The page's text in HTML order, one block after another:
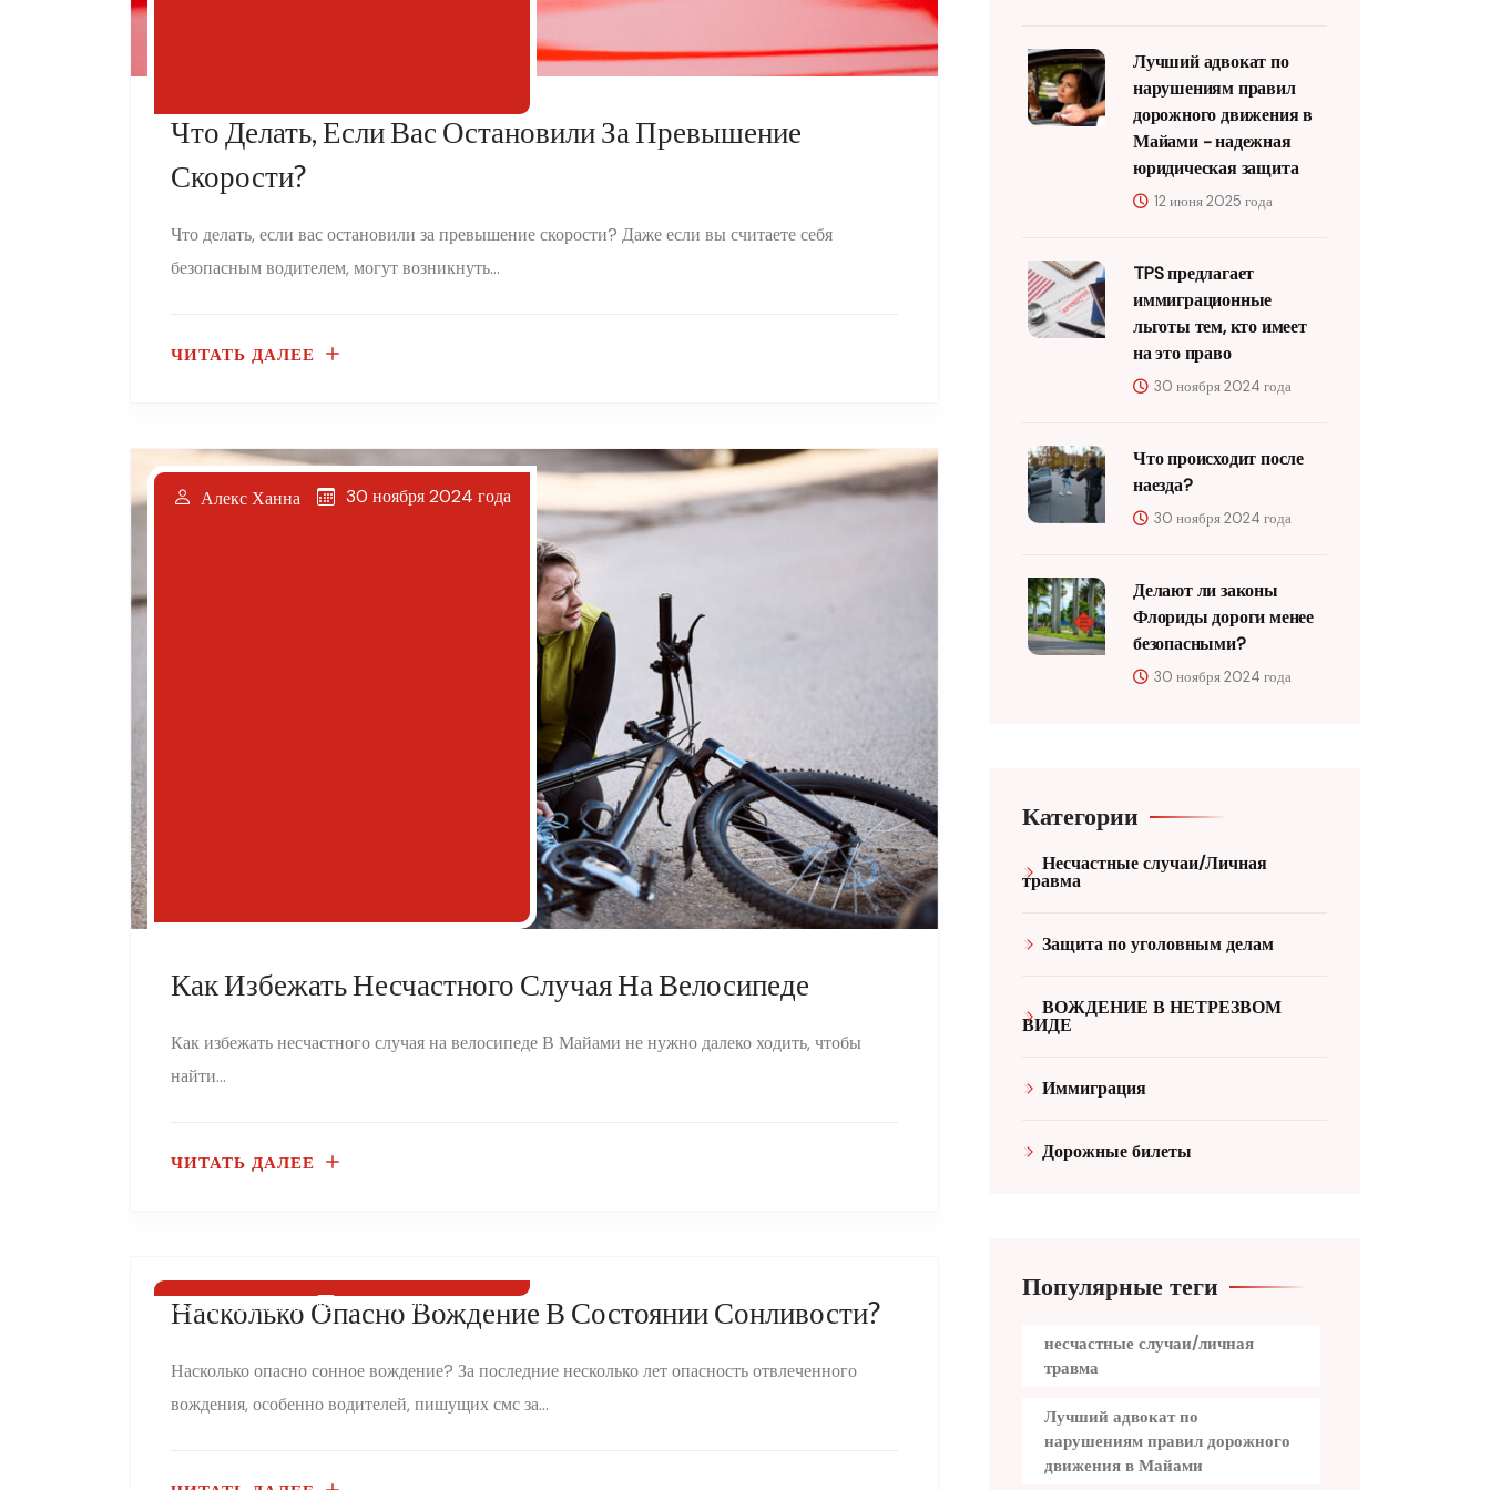
Что Делать, Если Вас Остановили За Превышение
Скорости?
Что делать, если вас остановили за превышение скорости? Даже если вы считаете себя
безопасным водителем, могут возникнуть...
ЧИТАТЬ ДАЛЕЕ
Как Избежать Несчастного Случая На Велосипеде
Алекс Ханна 30 ноября 2024 года
Как избежать несчастного случая на велосипеде В Майами не нужно далеко ходить, чтобы
найти...
ЧИТАТЬ ДАЛЕЕ
Насколько Опасно Вождение В Состоянии Сонливости?
Алекс Ханна 30 ноября 2024 года
Насколько опасно сонное вождение? За последние несколько лет опасность отвлеченного
вождения, особенно водителей, пишущих смс за...
Лучший адвокат по
нарушениям правил
дорожного движения в
Майами - надежная
юридическая защита
12 июня 2025 года
TPS предлагает
иммиграционные
льготы тем, кто имеет
на это право
30 ноября 2024 года
Что происходит после
наезда?
30 ноября 2024 года
Делают ли законы
Флориды дороги менее
безопасными?
30 ноября 2024 года
Категории
Несчастные случаи/Личная
травма
Защита по уголовным делам
ВОЖДЕНИЕ В НЕТРЕЗВОМ
ВИДЕ
Иммиграция
Дорожные билеты
Популярные теги
несчастные случаи/личная
травма
Лучший адвокат по
нарушениям правил дорожного
движения в Майами